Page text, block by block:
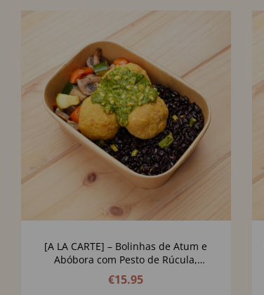
[A LA CARTE] – Bolinhas de Atum e
Abóbora com Pesto de Rúcula,
Manjericão e Pistachio
€15.95